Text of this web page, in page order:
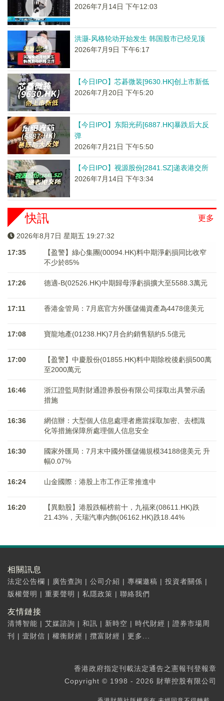
2026年7月14日 下午12:03
洪灏-风格轮动开始发生 韩国股市已经见顶
2026年7月9日 下午6:17
【今日IPO】芯碁微装[9630.HK]创上市新低
2026年7月20日 下午5:20
【今日IPO】东阳光药[6887.HK]暴跌后大反
弹
2026年7月21日 下午5:50
【今日IPO】视源股份[2841.SZ]递表港交所
2026年7月14日 下午3:34
更多
快訊
2026年8月7日 星期五 19:27:32
17:35
【盈警】綠心集團(00094.HK)料中期淨虧損同比收窄
不少於85%
17:26 德適-B(02526.HK)中期歸母淨虧損擴大至5588.3萬元
17:11 香港金管局：7月底官方外匯儲備資產為4478億美元
17:08 寶龍地產(01238.HK)7月合約銷售額約5.5億元
17:00
【盈警】中慶股份(01855.HK)料中期除稅後虧損500萬
至2000萬元
16:46
浙江證監局對財通證券股份有限公司採取出具警示函
措施
16:36
網信辦：大型個人信息處理者應當採取加密、去標識
化等措施保障所處理個人信息安全
16:30
國家外匯局：7月末中國外匯儲備規模34188億美元 升
幅0.07%
16:24 山金國際：港股上市工作正常推進中
16:20
【異動股】港股跌幅榜前十，九福來(08611.HK)跌
21.43%，天瑞汽車内飾(06162.HK)跌18.44%
相關訊息
法定公告欄 | 廣告查詢 | 公司介紹 | 專欄邀稿 | 投資者關係 |
版權聲明 | 重要聲明 | 私隱政策 | 聯絡我們
友情鏈接
清博智能 | 艾媒諮詢 | 和訊 | 新時空 | 時代財經 | 證券市場周
刊
| 壹財信 | 權衡財經 | 攬富財經 | 更多...
香港政府指定刊載法定通告之憲報刊登報章
Copyright © 1998 - 2026 財華控股有限公司